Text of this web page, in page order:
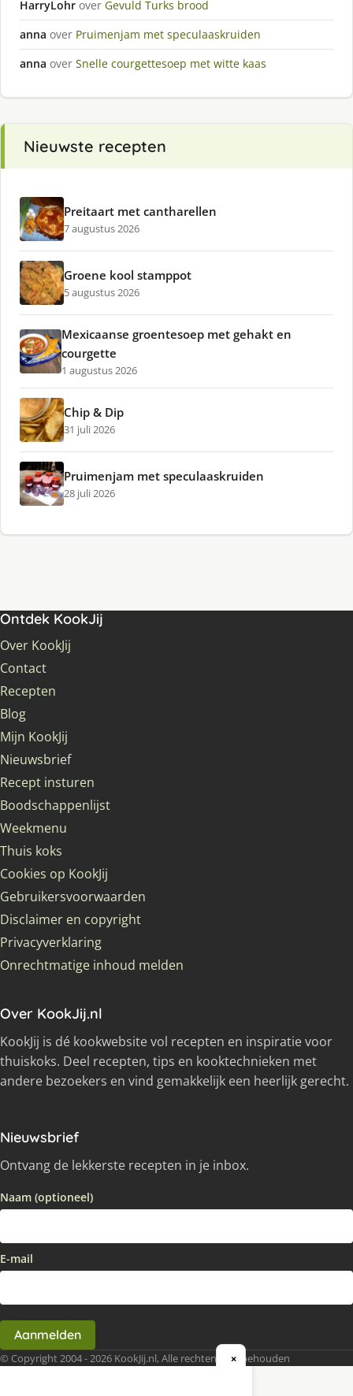
HarryLohr over Gevuld Turks brood
anna over Pruimenjam met speculaaskruiden
anna over Snelle courgettesoep met witte kaas
Nieuwste recepten
Preitaart met cantharellen
7 augustus 2026
Groene kool stamppot
5 augustus 2026
Mexicaanse groentesoep met gehakt en
courgette
1 augustus 2026
Chip & Dip
31 juli 2026
Pruimenjam met speculaaskruiden
28 juli 2026
Ontdek KookJij
Over KookJij
Contact
Recepten
Blog
Mijn KookJij
Nieuwsbrief
Recept insturen
Boodschappenlijst
Weekmenu
Thuis koks
Cookies op KookJij
Gebruikersvoorwaarden
Disclaimer en copyright
Privacyverklaring
Onrechtmatige inhoud melden
Over KookJij.nl
KookJij is dé kookwebsite vol recepten en inspiratie voor
thuiskoks. Deel recepten, tips en kooktechnieken met
andere bezoekers en vind gemakkelijk een heerlijk gerecht.
Nieuwsbrief
Ontvang de lekkerste recepten in je inbox.
Naam (optioneel)
E-mail
Aanmelden
© Copyright 2004 - 2026 KookJij.nl, Alle rechten voorbehouden
×